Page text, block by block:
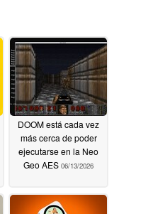
DOOM está cada vez
más cerca de poder
ejecutarse en la Neo
Geo AES 06/13/2026